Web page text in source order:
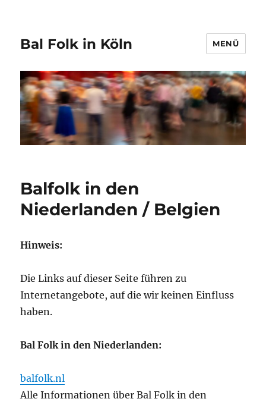
Bal Folk in Köln MENÜ
Balfolk in den
Niederlanden / Belgien
Hinweis:
Die Links auf dieser Seite führen zu
Internetangebote, auf die wir keinen Einfluss
haben.
Bal Folk in den Niederlanden:
balfolk.nl
Alle Informationen über Bal Folk in den